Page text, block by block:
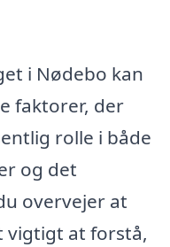
i Nødebo kan
faktorer, der
rolle i både
og det
overvejer at
vigtigt at forstå,